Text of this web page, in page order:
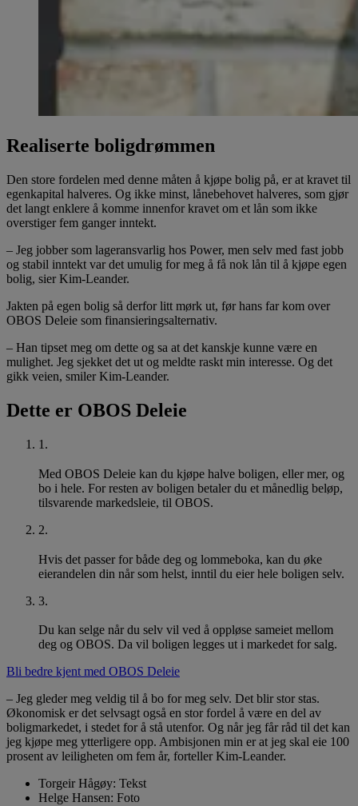
Realiserte boligdrømmen
Den store fordelen med denne måten å kjøpe bolig på, er at kravet til
egenkapital halveres. Og ikke minst, lånebehovet halveres, som gjør
det langt enklere å komme innenfor kravet om et lån som ikke
overstiger fem ganger inntekt.
– Jeg jobber som lageransvarlig hos Power, men selv med fast jobb
og stabil inntekt var det umulig for meg å få nok lån til å kjøpe egen
bolig, sier Kim-Leander.
Jakten på egen bolig så derfor litt mørk ut, før hans far kom over
OBOS Deleie som finansieringsalternativ.
– Han tipset meg om dette og sa at det kanskje kunne være en
mulighet. Jeg sjekket det ut og meldte raskt min interesse. Og det
gikk veien, smiler Kim-Leander.
Dette er OBOS Deleie
1 .
Med OBOS Deleie kan du kjøpe halve boligen, eller mer, og
bo i hele. For resten av boligen betaler du et månedlig beløp,
tilsvarende markedsleie, til OBOS.
2.
Hvis det passer for både deg og lommeboka, kan du øke
eierandelen din når som helst, inntil du eier hele boligen selv.
3.
Du kan selge når du selv vil ved å oppløse sameiet mellom
deg og OBOS. Da vil boligen legges ut i markedet for salg.
Bli bedre kjent med OBOS Deleie
– Jeg gleder meg veldig til å bo for meg selv. Det blir stor stas.
Økonomisk er det selvsagt også en stor fordel å være en del av
boligmarkedet, i stedet for å stå utenfor. Og når jeg får råd til det kan
jeg kjøpe meg ytterligere opp. Ambisjonen min er at jeg skal eie 100
prosent av leiligheten om fem år, forteller Kim-Leander.
Torgeir Hågøy: Tekst
Helge Hansen: Foto